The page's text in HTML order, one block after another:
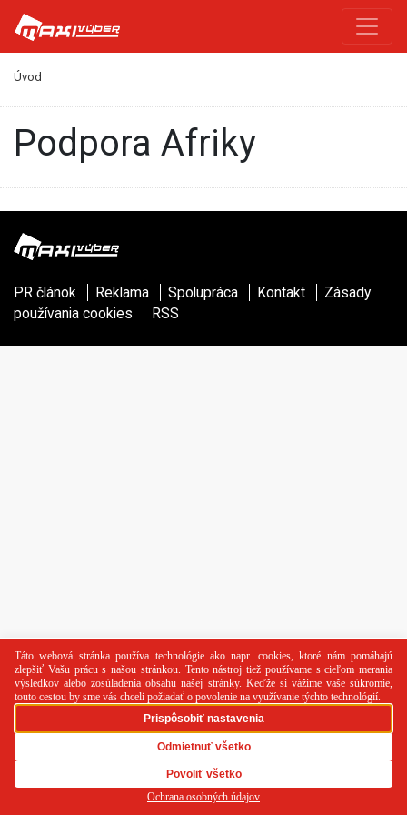
Úvod
podpora Afriky
PR článok Reklama Spolupráca Kontakt
Zásady
používania cookies
RSS